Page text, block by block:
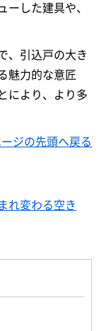
した建具や、
、引込戸の大き
魅力的な意匠
により、より多
ジの先頭へ戻る
れ変わる空き